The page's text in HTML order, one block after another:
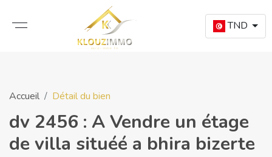
TND
Accueil Détail du bien
dv 2456 : A Vendre un étage
de villa situéé a bhira bizerte